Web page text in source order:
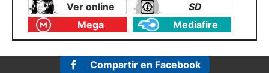
Ver online
SD
Mega
Mediafire
Compartir en Facebook